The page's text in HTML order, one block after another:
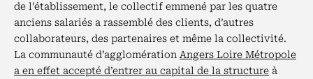
de l’établissement, le collectif emmené par les quatre
anciens salariés a rassemblé des clients, d’autres
collaborateurs, des partenaires et même la collectivité.
La communauté d’agglomération Angers Loire Métropole
a en effet accepté d’entrer au capital de la structure à